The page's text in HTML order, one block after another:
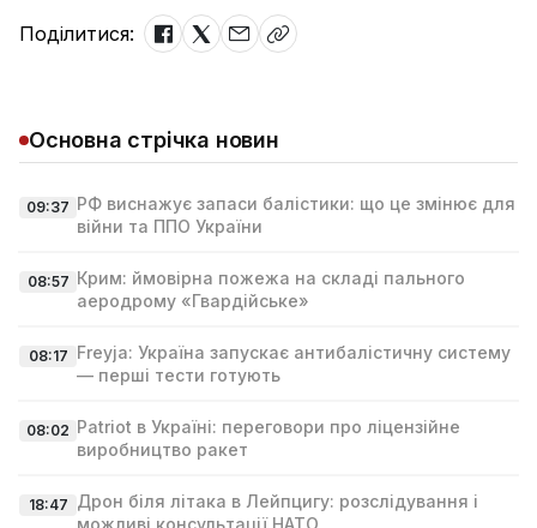
Поділитися:
Основна стрічка новин
09:37 РФ виснажує запаси балістики: що це змінює для
війни та ППО України
08:57 Крим: ймовірна пожежа на складі пального
аеродрому «Гвардійське»
08:17 Freyja: Україна запускає антибалістичну систему
— перші тести готують
08:02 Patriot в Україні: переговори про ліцензійне
виробництво ракет
18:47 Дрон біля літака в Лейпцигу: розслідування і
можливі консультації НАТО